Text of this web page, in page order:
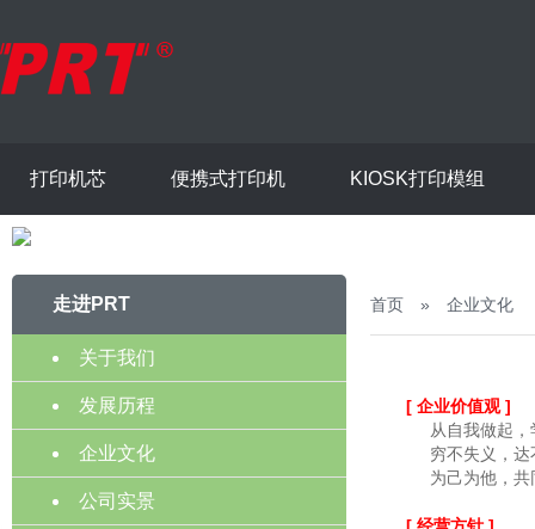
打印机芯 便携式打印机 KIOSK打印模组
走进PRT
关于我们
发展历程
企业文化
公司实景
首页 » 企业文化
[ 企业价值观 ]
从自我做起，
穷不失义，达
为己为他，共